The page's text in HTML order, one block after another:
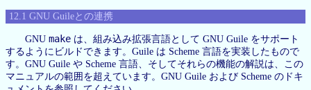
12.1 GNU Guileとの連携
GNU make は、組み込み拡張言語として GNU Guile をサポート
するようにビルドできます。Guile は Scheme 言語を実装したもので
す。GNU Guile や Scheme 言語、そしてそれらの機能の解説は、この
マニュアルの範囲を超えています。GNU Guile および Scheme のドキ